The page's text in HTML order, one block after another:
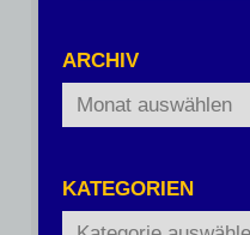
ARCHIV
Archiv
KATEGORIEN
Kategorien